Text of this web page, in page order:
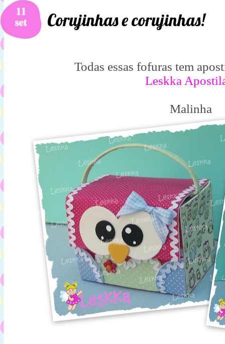
11
set Corujinhas e corujinhas!
Todas essas fofuras tem
Leskka
Malinha